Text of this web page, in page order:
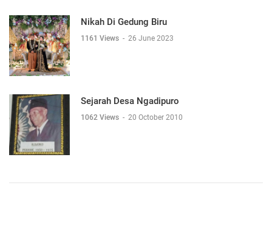
Nikah Di Gedung Biru
1161 Views - 26 June 2023
Sejarah Desa Ngadipuro
1062 Views - 20 October 2010